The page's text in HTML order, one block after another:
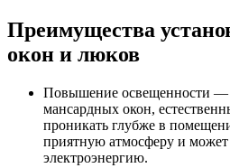
Преимущества
окон и люков
Повышение освещенности —
мансардных окон,
проникать глубже в
приятную атмосферу и может
электроэнергию.